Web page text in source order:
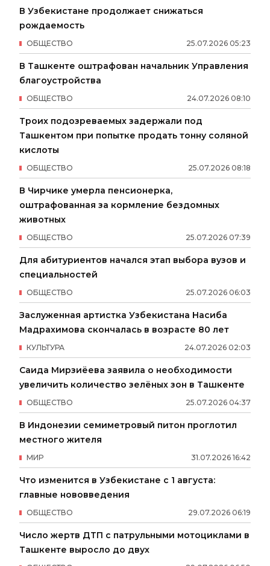
В Узбекистане продолжает снижаться
рождаемость
25.07.2026 05:23
ОБЩЕСТВО
В Ташкенте оштрафован начальник Управления
благоустройства
24.07.2026 08:10
ОБЩЕСТВО
Троих подозреваемых задержали под
Ташкентом при попытке продать тонну соляной
кислоты
25.07.2026 08:18
ОБЩЕСТВО
В Чирчике умерла пенсионерка,
оштрафованная за кормление бездомных
животных
25.07.2026 07:39
ОБЩЕСТВО
Для абитуриентов начался этап выбора вузов и
специальностей
25.07.2026 06:03
ОБЩЕСТВО
Заслуженная артистка Узбекистана Насиба
Мадрахимова скончалась в возрасте 80 лет
24.07.2026 02:03
КУЛЬТУРА
Саида Мирзиёева заявила о необходимости
увеличить количество зелёных зон в Ташкенте
25.07.2026 04:37
ОБЩЕСТВО
В Индонезии семиметровый питон проглотил
местного жителя
31.07.2026 16:42
МИР
Что изменится в Узбекистане с 1 августа:
главные нововведения
29.07.2026 06:19
ОБЩЕСТВО
Число жертв ДТП с патрульными мотоциклами в
Ташкенте выросло до двух